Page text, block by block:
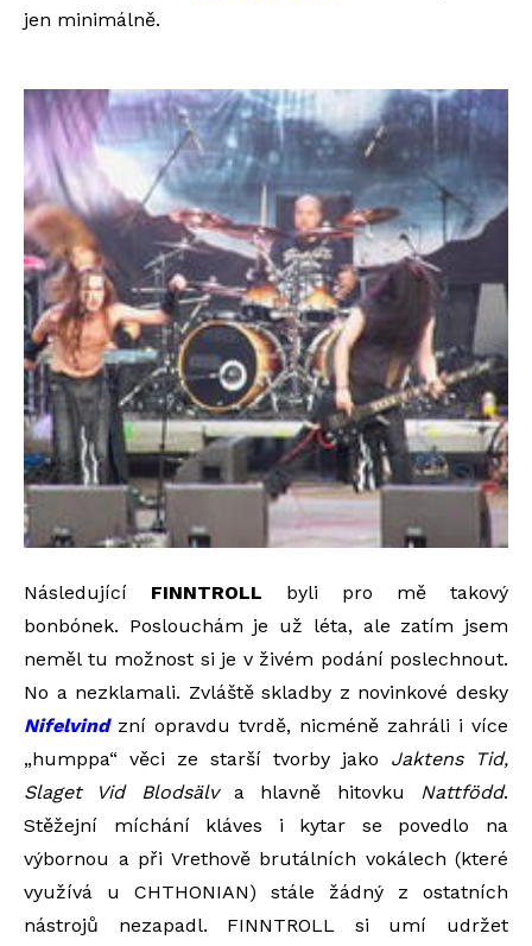
jen minimálně.
Následující FINNTROLL byli pro mě takový
bonbónek. Poslouchám je už léta, ale zatím jsem
neměl tu možnost si je v živém podání poslechnout.
No a nezklamali. Zvláště skladby z novinkové desky
Nifelvindzní opravdu tvrdě, nicméně zahráli i více
„humppa“ věci ze starší tvorby jako Jaktens Tid,
Slaget Vid Blodsälva hlavně hitovku Nattfödd.
Stěžejní míchání kláves i kytar se povedlo na
výbornou a při Vrethově brutálních vokálech (které
využívá u CHTHONIAN) stále žádný z ostatních
nástrojů nezapadl. FINNTROLL si umí udržet